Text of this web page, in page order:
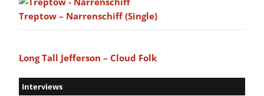
Treptow – Narrenschiff (Single)
Long Tall Jefferson – Cloud Folk
Interviews